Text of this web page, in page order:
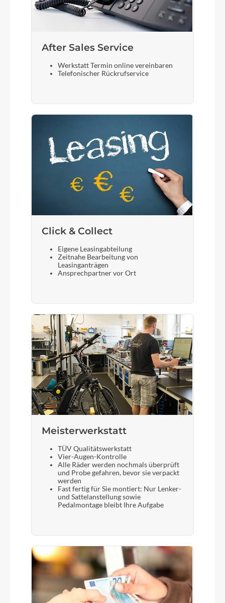
After Sales Service
Werkstatt Termin online vereinbaren
Telefonischer Rückrufservice
Click & Collect
Eigene Leasingabteilung
Zeitnahe Bearbeitung von
Leasinganträgen
Ansprechpartner vor Ort
Meisterwerkstatt
TÜV Qualitätswerkstatt
Vier-Augen-Kontrolle
Alle Räder werden nochmals überprüft
und Probe gefahren, bevor sie verpackt
werden
Fast fertig für Sie montiert: Nur Lenker-
und Sattelanstellung sowie
Pedalmontage bleibt Ihre Aufgabe